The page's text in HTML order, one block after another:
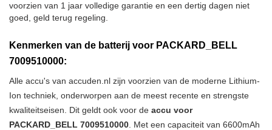
voorzien van 1 jaar volledige garantie en een dertig dagen niet
goed, geld terug regeling.
Kenmerken van de batterij voor PACKARD_BELL
7009510000:
Alle accu's van accuden.nl zijn voorzien van de moderne Lithium-
Ion techniek, onderworpen aan de meest recente en strengste
kwaliteitseisen. Dit geldt ook voor de accu voor
PACKARD_BELL 7009510000 . Met een capaciteit van 6600mAh